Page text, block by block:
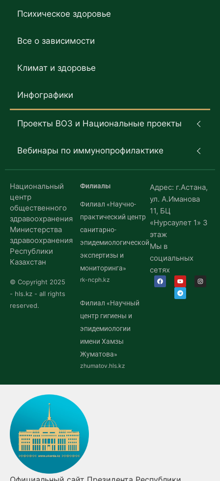
Психическое здоровье
Все о зависимости
Климат и здоровье
Инфографики
Проекты ВОЗ и Национальные проекты
Вебинары по иммунопрофилактике
Национальный
центр
общественного
здравоохранения
Министерства
здравоохранения
Республики
Казахстан
© Copyright 2025
- hls.kz - all rights
reserved.
Филиалы
Филиал «Научно-
практический центр
санитарно-
эпидемиологической
экспертизы и
мониторинга»
rk-ncph.kz
Филиал «Научный
центр гигиены и
эпидемиологии
имени Хамзы
Жуматова»
zhumatov.hls.kz
Адрес: г.Астана,
ул. А.Иманова
11, БЦ
«Нурсаулет 1» 3
этаж
Мы в
социальных
сетях